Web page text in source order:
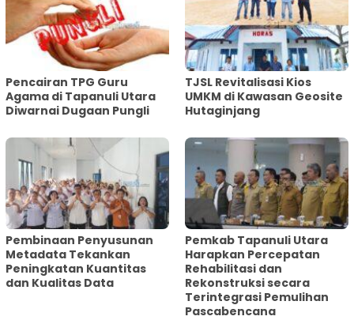
Pencairan TPG Guru
Agama di Tapanuli Utara
Diwarnai Dugaan Pungli
TJSL Revitalisasi Kios
UMKM di Kawasan Geosite
Hutaginjang
Pembinaan Penyusunan
Metadata Tekankan
Peningkatan Kuantitas
dan Kualitas Data
‎Pemkab Tapanuli Utara
Harapkan Percepatan
Rehabilitasi dan
Rekonstruksi secara
Terintegrasi Pemulihan
Pascabencana